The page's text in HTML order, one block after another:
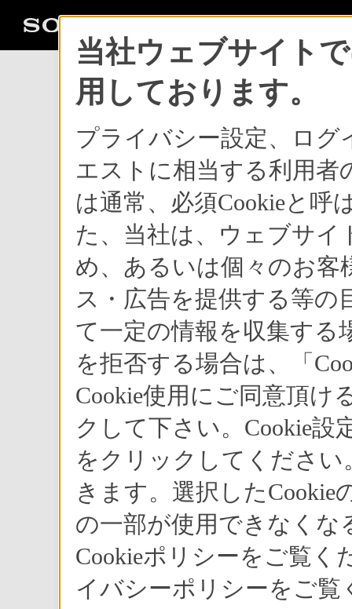
<報道資料>
新商品
動画・静止画が高画質
コンパクトボ
ハンディカム『
デジタルビデオカメラレコ
ソニーマーケティン
画素331万画素CCD（
当社ウェブサイト
用しております。
プライバシー設定、ロ
エストに相当する利用者
は通常、必須Cookieと呼
た、当社は、ウェブサ
め、あるいは個々のお
ス・広告を提供する等の
て一定の情報を収集する
を拒否する場合は、「
Cookie使用にご同意頂け
クして下さい。Cookie設
をクリックしてください
きます。選択した
の一部が使用できなくな
Cookieポリシーをご覧
イバシーポリシーをご覧